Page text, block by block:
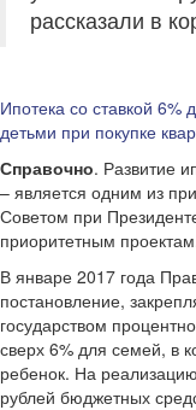
рассказали в
Ипотека со ставкой 6%
детьми при покупке
Справочно. Развитие
– является одним из
Советом при
приоритетным
В январе 2017 года
постановление,
государством
сверх 6% для семей, в
ребенок. На
рублей бюджетных